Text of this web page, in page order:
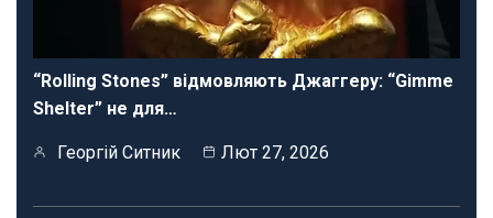
“Rolling Stones” відмовляють Джаггеру: “Gimme
Shelter” не для…
Георгій Ситник Лют 27, 2026